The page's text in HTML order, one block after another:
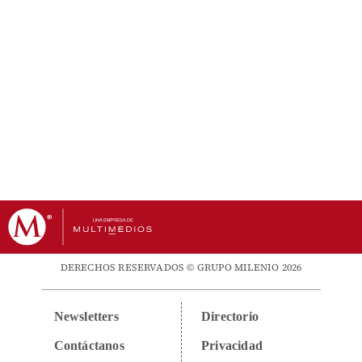
DERECHOS RESERVADOS © GRUPO MILENIO 2026
Newsletters
Contáctanos
Directorio
Privacidad